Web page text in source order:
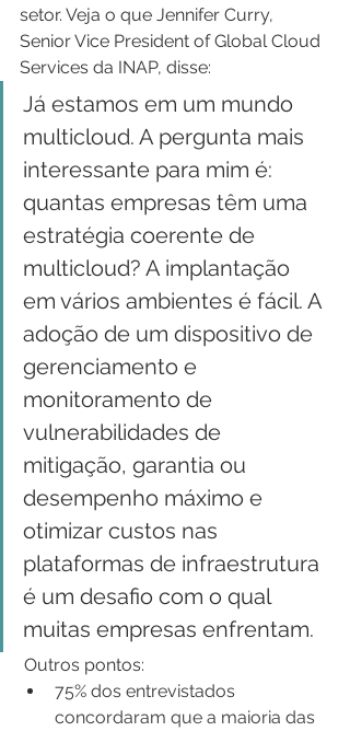
setor. Veja o que Jennifer Curry,
Senior Vice President of Global Cloud
Services da INAP, disse:
Já estamos em um mundo
multicloud. A pergunta mais
interessante para mim é:
quantas empresas têm uma
estratégia coerente de
multicloud? A implantação
em vários ambientes é fácil. A
adoção de um dispositivo de
gerenciamento e
monitoramento de
vulnerabilidades de
mitigação, garantia ou
desempenho máximo e
otimizar custos nas
plataformas de infraestrutura
é um desafio com o qual
muitas empresas enfrentam.
Outros pontos:
75% dos entrevistados
concordaram que a maioria das